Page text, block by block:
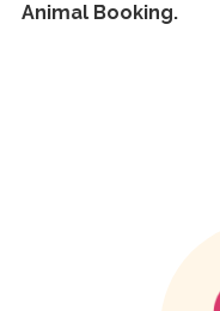
Animal Booking.